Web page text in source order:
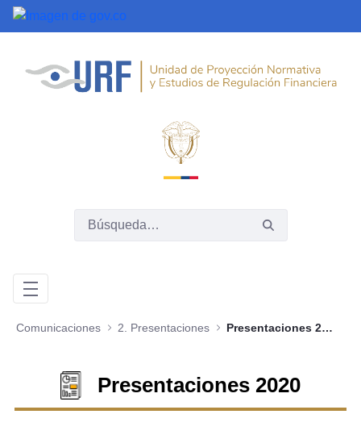
Saltar al contenido principal
Comunicaciones 2. Presentaciones Presentaciones 2020
Presentaciones 2020